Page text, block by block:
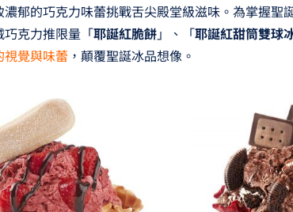
濃郁的巧克力味蕾挑戰舌尖殿堂級滋味。為掌握聖
克力推限量「耶誕紅脆餅」、「耶誕紅甜筒雙球
視覺與味蕾 ，顛覆聖誕冰品想像。